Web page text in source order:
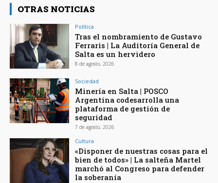
OTRAS NOTICIAS
Política
Tras el nombramiento de Gustavo
Ferraris | La Auditoría General de
Salta es un hervidero
8 de agosto, 2026
Sociedad
Minería en Salta | POSCO
Argentina codesarrolla una
plataforma de gestión de
seguridad
7 de agosto, 2026
Cultura
«Disponer de nuestras cosas para el
bien de todos» | La salteña Martel
marchó al Congreso para defender
la soberanía